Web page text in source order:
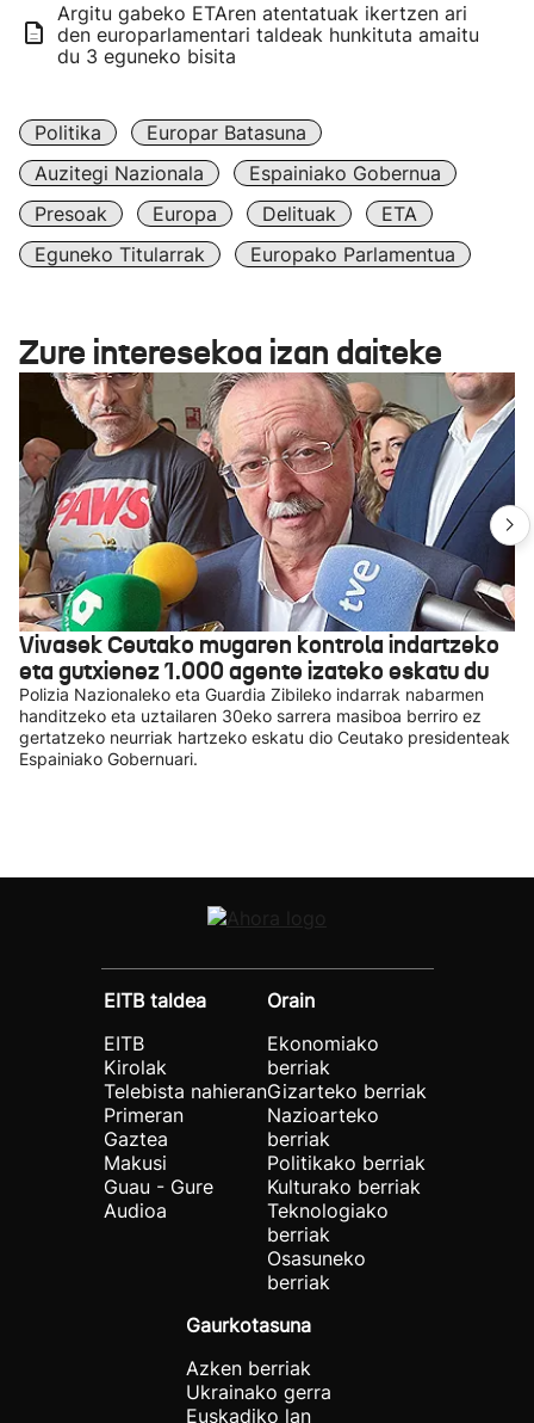
Argitu gabeko ETAren atentatuak ikertzen ari
den europarlamentari taldeak hunkituta amaitu
du 3 eguneko bisita
Politika
Europar Batasuna
Auzitegi Nazionala
Espainiako Gobernua
Presoak
Europa Delituak
ETA
Eguneko Titularrak
Europako Parlamentua
Zure interesekoa izan daiteke
Vivasek Ceutako mugaren kontrola indartzeko
eta gutxienez 1.000 agente izateko eskatu du
Polizia Nazionaleko eta Guardia Zibileko indarrak nabarmen
handitzeko eta uztailaren 30eko sarrera masiboa berriro ez
gertatzeko neurriak hartzeko eskatu dio Ceutako presidenteak
Espainiako Gobernuari.
EITB taldea
EITB
Kirolak
Telebista nahieran
Primeran
Gaztea
Makusi
Guau - Gure
Audioa
Orain
Ekonomiako
berriak
Gizarteko berriak
Nazioarteko
berriak
Politikako berriak
Kulturako berriak
Teknologiako
berriak
Osasuneko
berriak
Gaurkotasuna
Azken berriak
Ukrainako gerra
Euskadiko lan